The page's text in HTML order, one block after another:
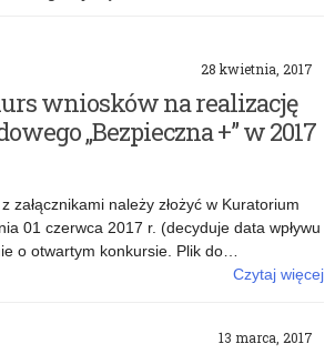
28 kwietnia, 2017
wniosków na realizację
„Bezpieczna +” w 2017
załącznikami należy złożyć w Kuratorium
01 czerwca 2017 r. (decyduje data wpływu
o otwartym konkursie. Plik do…
Czytaj więcej
13 marca, 2017